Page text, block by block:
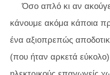
Όσο απλό κι αν
κάνουμε ακόμα κάποια
ένα αξιοπρεπώς
(που ήταν αρκετά